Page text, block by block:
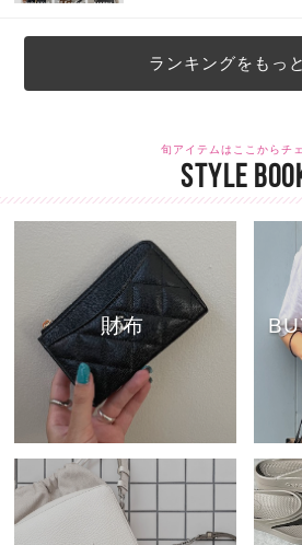
ランキングをもっ
旬アイテムはここからチ
STYLE
財布